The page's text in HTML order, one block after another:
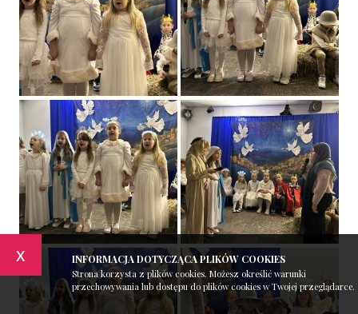
x INFORMACJA DOTYCZĄCA PLIKÓW COOKIES
Strona korzysta z plików cookies. Możesz określić warunki
przechowywania lub dostępu do plików cookies w Twojej przeglądarce.